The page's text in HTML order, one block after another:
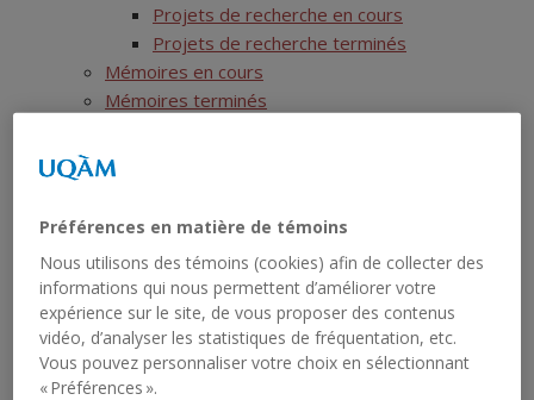
Projets de recherche en cours
Projets de recherche terminés
Mémoires en cours
Mémoires terminés
Thèses terminées
Activités scientifiques
SIRS
Liste des jeux de données
Liste des rapports sériels
RCHTQ
Présentation
Préférences en matière de témoins
Nous utilisons des témoins (cookies) afin de collecter des
informations qui nous permettent d’améliorer votre
expérience sur le site, de vous proposer des contenus
vidéo, d’analyser les statistiques de fréquentation, etc.
Vous pouvez personnaliser votre choix en sélectionnant
« Préférences ».